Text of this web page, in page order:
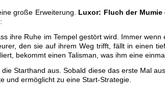
große Erweiterung. Luxor: Fluch der Mumie
ihre Ruhe im Tempel gestört wird. Immer
den sie auf ihrem Weg trifft, fällt in einen
bekommt einen Talisman, was ihm eine
Starthand aus. Sobald diese das erste Mal
und ermöglicht zu eine Start-Strategie.